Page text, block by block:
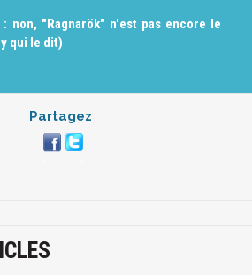
: non, "Ragnarök" n'est pas encore le
qui le dit)
Partagez